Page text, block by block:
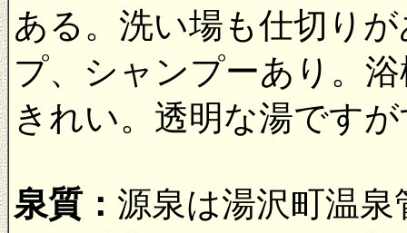
ある。洗い場も仕切り
プ、シャンプーあり。
きれい。透明な湯です
泉質： 源泉は湯沢町温